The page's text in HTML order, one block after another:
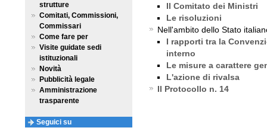
Il Comitato dei Ministri
Le risoluzioni
Nell'ambito dello Stato
I rapporti tra la
interno
Le misure a carattere
L'azione di rivalsa
Il Protocollo n. 14
strutture
Comitati, Commissioni,
Commissari
Come fare per
Visite guidate sedi
istituzionali
Novità
Pubblicità legale
Amministrazione
trasparente
Seguici su